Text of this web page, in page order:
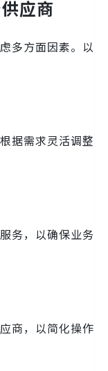
应商
多方面因素。以
据需求灵活调整
务，以确保业务
商，以简化操作